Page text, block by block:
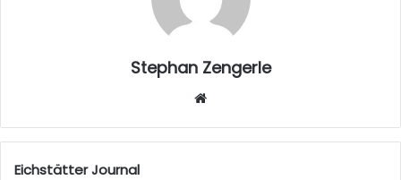
Stephan Zengerle
sei
Eichstätter Journal